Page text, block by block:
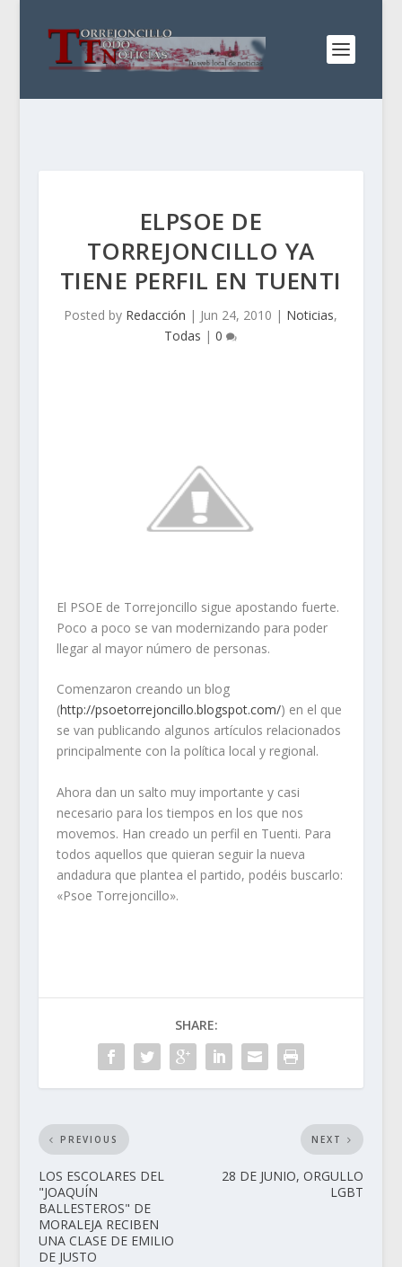
ELPSOE DE
TORREJONCILLO YA
TIENE PERFIL EN TUENTI
Posted by Redacción | Jun 24, 2010 | Noticias,
Todas |0
El PSOE de Torrejoncillo sigue apostando fuerte.
Poco a poco se van modernizando para poder
llegar al mayor número de personas.
Comenzaron creando un blog
(http://psoetorrejoncillo.blogspot.com/) en el que
se van publicando algunos artículos relacionados
principalmente con la política local y regional.
Ahora dan un salto muy importante y casi
necesario para los tiempos en los que nos
movemos. Han creado un perfil en Tuenti. Para
todos aquellos que quieran seguir la nueva
andadura que plantea el partido, podéis buscarlo:
«Psoe Torrejoncillo».
SHARE:
PREVIOUS
LOS ESCOLARES DEL
"JOAQUÍN
BALLESTEROS" DE
MORALEJA RECIBEN
UNA CLASE DE EMILIO
DE JUSTO
NEXT
28 DE JUNIO, ORGULLO
LGBT